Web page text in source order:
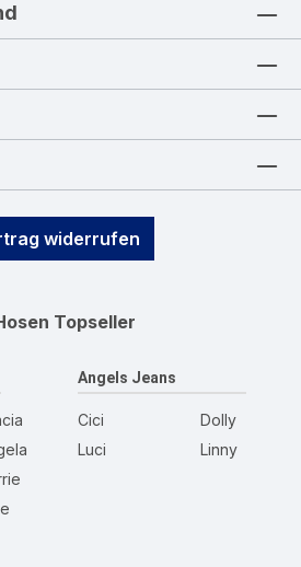
widerrufen
Topseller
Angels Jeans
Cici
Luci
Dolly
Linny